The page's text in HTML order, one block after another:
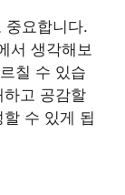
중요합니다.
서 생각해보
칠 수 있습
고 공감할
수 있게 됩